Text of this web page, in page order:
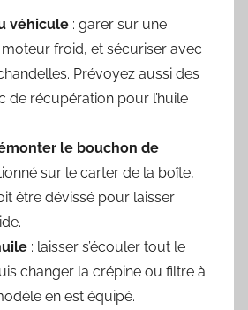
véhicule : garer sur une
froid, et sécuriser avec
Prévoyez aussi des
de récupération pour l’huile
le bouchon de
sur le carter de la boîte,
être dévissé pour laisser
: laisser s’écouler tout le
changer la crépine ou filtre à
en est équipé.